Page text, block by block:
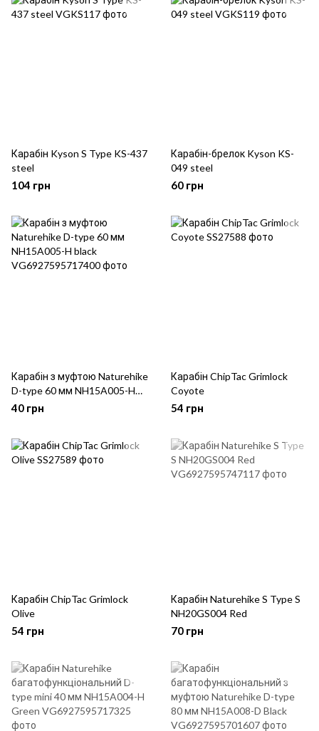
Карабін Kyson S Type KS-437
steel
104 грн
Карабін-брелок Kyson KS-
049 steel
60 грн
Карабін з муфтою Naturehike
D-type 60 мм NH15A005-H
black
40 грн
Карабін ChipTac Grimlock
Coyote
54 грн
Карабін ChipTac Grimlock
Olive
54 грн
Карабін Naturehike S Type S
NH20GS004 Red
70 грн